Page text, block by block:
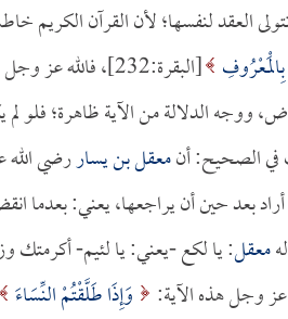
العقد لنفسها؛ لأن القرآن الكريم
[البقرة:232]،
الدلالة من الآية ظاهرة؛ فلو لم
في الصحيح: أنمعقل بن يساررضي الله
بعد حين أن يراجعها، يعني: بعدما
معقل: يا لكع -يعني: يا لئيم- أكرمتك
عز وجل هذه الآية:
وَإِذَا طَلَّقْتُمْ النِّسَاءَ